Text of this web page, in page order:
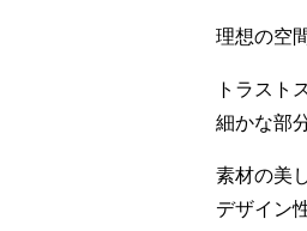
理想の空
トラスト
細かな部
素材の美
デザイン